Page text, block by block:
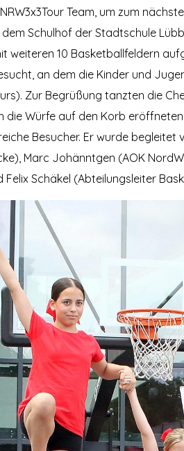
Team, um zum
Schulhof der Stadtschule
weiteren 10 Basketballfeldern
an dem die Kinder und
Zur Begrüßung tanzten die
die Würfe auf den Korb
Besucher. Er wurde
Marc Johänntgen (AOK
Schäkel (Abteilungsleiter